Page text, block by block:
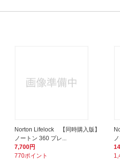
Norton Lifelock 【同時購入版】
ノートン 360 プレ...
7,700円
770ポイント